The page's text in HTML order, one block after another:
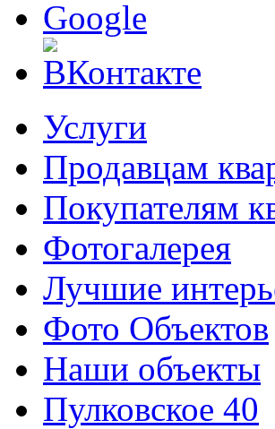
Услуги
Продавцам
Покупателям
Фотогалерея
Лучшие
Фото Объектов
Наши объекты
Пулковское 40